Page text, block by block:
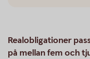
Realobligationer
på mellan fem och